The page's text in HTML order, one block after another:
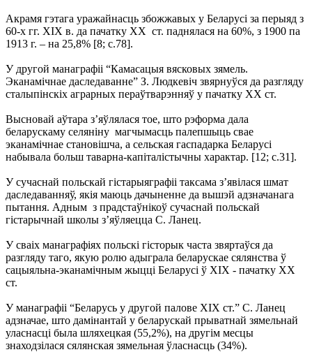
Акрамя гэтага уражайнасць збожжавых у Беларусі за перыяд з
60-х гг. XIX в. да пачатку XX ст. паднялася на 60%, з 1900 па
1913 г. – на 25,8% [8; с.78].
У другой манаграфіі “Камасацыя вясковых зямель.
Эканамічнае даследаванне” З. Людкевіч звярнуўся да разгляду
сталыпінскіх аграрных пераўтварэнняў у пачатку XX ст.
Высновай аўтара з’яўлялася тое, што рэформа дала
беларускаму селяніну магчымасць палепшыць свае
эканамічнае становішча, а сельская гаспадарка Беларусі
набывала больш таварна-капіталістычны характар. [12; с.31].
У сучаснай польскай гістарыяграфіі таксама з’явілася шмат
даследаванняў, якія маюць дачыненне да вышэй адзначанага
пытання. Адным з прадстаўнікоў сучаснай польскай
гістарычнай школы з’яўляецца С. Ланец.
У сваіх манаграфіях польскі гісторык часта звяртаўся да
разгляду таго, якую ролю адыграла беларускае сялянства ў
сацыяльна-эканамічным жыцці Беларусі ў XIX - пачатку XX
ст.
У манаграфіі “Беларусь у другой палове ХІХ ст.” С. Ланец
адзначае, што дамінантай у беларускай прыватнай зямельнай
уласнасці была шляхецкая (55,2%), на другім месцы
знаходзілася сялянская зямельная ўласнасць (34%).